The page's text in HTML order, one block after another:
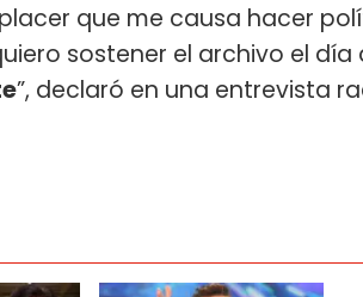
que me causa hacer
sostener el archivo el día
”, declaró en una entrevista